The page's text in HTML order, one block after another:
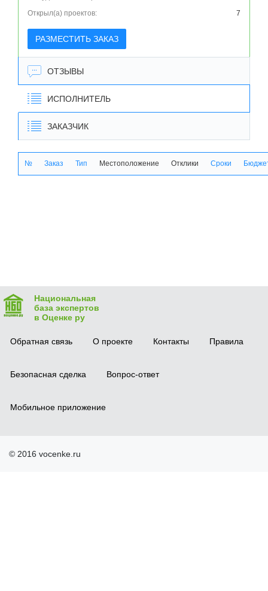
Открыл(а) проектов:
7
РАЗМЕСТИТЬ ЗАКАЗ
ОТЗЫВЫ
ИСПОЛНИТЕЛЬ
ЗАКАЗЧИК
№ Заказ Тип Местоположение Отклики Сроки
Национальная
база экспертов
в Оценке ру
Обратная связь О проекте Контакты Правила
Безопасная сделка Вопрос-ответ
Мобильное приложение
© 2016 vocenke.ru